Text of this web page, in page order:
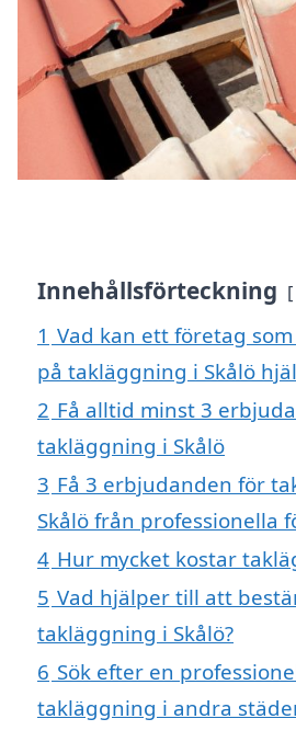
Innehållsförteckning
1 Vad kan ett företag
på takläggning i Skålö
2 Få alltid minst 3
takläggning i Skålö
3 Få 3 erbjudanden för
Skålö från professionella
4 Hur mycket kostar
5 Vad hjälper till att
takläggning i Skålö?
6 Sök efter en
takläggning i andra